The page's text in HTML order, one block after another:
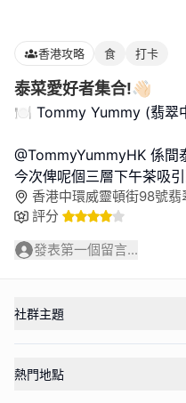
香港攻略 食 打卡
泰菜愛好者集合!👋🏻
🍽️ Tommy Yummy (翡翠
@TommyYummyHK 係
今次俾呢個三層下午茶吸
香港中環威靈頓街98號翡
評分
發表第一個留言...
社群主題
熱門地點